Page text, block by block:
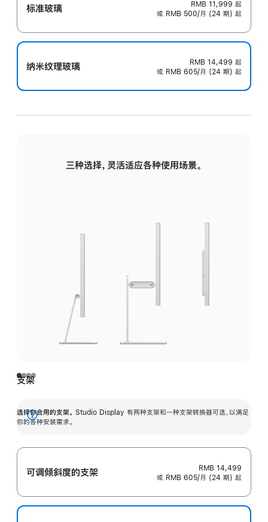
标准玻璃 RMB 11,999 起
或 RMB 500/月 (24 期) 起
纳米纹理玻璃 RMB 14,499 起
或 RMB 605/月 (24 期) 起
三种选择，灵活适应各种使用场景。
支架
选择你合用的支架。 Studio Display 有两种支架和一种支架转换器可选，以满足
你的各种安装需求。
展
可调倾斜度的支架
RMB 14,499
或 RMB 605/月 (24 期) 起